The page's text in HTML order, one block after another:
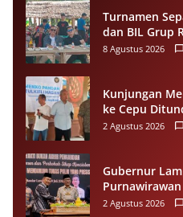
Turnamen
dan BIL Grup
Sportivitas
8 Agustus 2026
Kunjungan
ke Cepu
Tetap
2 Agustus 2026
Gubernur
Stabilitas dan
2 Agustus 2026